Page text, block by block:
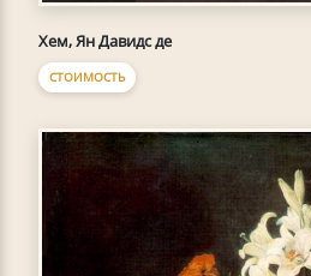
Хем, Ян Давидс де
СТОИМОСТЬ